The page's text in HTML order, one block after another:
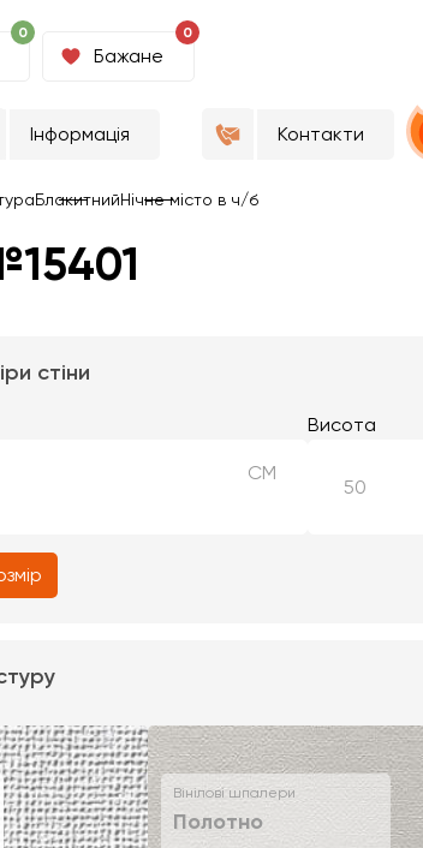
0 0
Бажане
Інформація Контакти
БлакитнийНічне місто в ч/б
стіни
СМ
Висота
Вінілові шпалери
Полотно